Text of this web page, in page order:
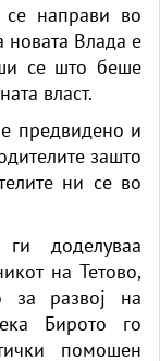
направи во
новата Влада е
се што беше
власт.
предвидено и
зашто
ни се во
доделуваа
на Тетово,
за развој на
Бирото го
помошен